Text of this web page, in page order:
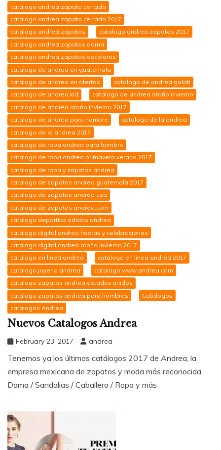
catalogo andrea zapato cerrado
catalogo andrea zapato cerrado 2017
catalogo andrea zapatos
catalogo andrea zapatos 2017
catalogo andrea zapatos dama
catalogo andrea zapatos escolares
catalogo de andrea en guatemala
catalogo de andrea en ofertas
catalogo de andrea galati
catalogo de andrea kid
catalogo de andrea otoño invierno
catalogo de andrea otoño invierno 2017
catalogo de andrea para hombre
catalogo de la andrea
catalogo de la andrea 2017
catalogo de ropa andrea para hombre
catalogo de ropa andrea primavera verano 2017
catalogo de ropa y zapatos andrea
catalogo de zapatos andrea guatemala 2017
catalogo de zapatos andrea usa
catalogo de zapatos andrea.com
catalogo deportivo adidas andrea
catalogo digital andrea fiestas y celebraciones
catalogo digital andrea otoño invierno 2017
catalogo en linea andrea
catalogo en linea andrea 2017
catalogo joyeria andrea
catalogo www.andrea.com
catalogo zapatos andrea estados unidos
catalogo zapatos andrea para hombres
Catalogos
catalogos Andrea
Nuevos Catalogos Andrea
February 23, 2017 andrea
Tenemos ya los últimos catálogos 2017 de Andrea, la
empresa mexicana de zapatos y moda más reconocida.
Dama / Sandalias / Caballero / Ropa y más